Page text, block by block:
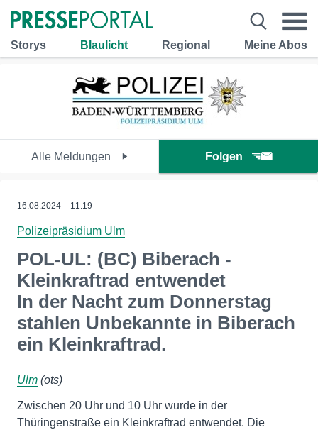
Storys Blaulicht Regional Meine Abos
Alle Meldungen Folgen
16.08.2024 – 11:19
Polizeipräsidium Ulm
POL-UL: (BC) Biberach -
Kleinkraftrad entwendet
In der Nacht zum Donnerstag
stahlen Unbekannte in Biberach
ein Kleinkraftrad.
Ulm (ots)
Zwischen 20 Uhr und 10 Uhr wurde in der
Thüringenstraße ein Kleinkraftrad entwendet. Die